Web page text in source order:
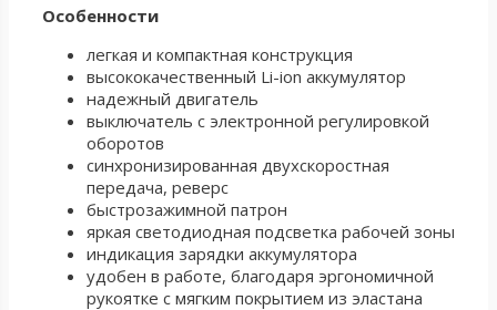
Особенности
легкая и компактная конструкция
высококачественный Li-ion аккумулятор
надежный двигатель
выключатель с электронной регулировкой
оборотов
синхронизированная двухскоростная
передача, реверс
быстрозажимной патрон
яркая светодиодная подсветка рабочей зоны
индикация зарядки аккумулятора
удобен в работе, благодаря эргономичной
рукоятке с мягким покрытием из эластана